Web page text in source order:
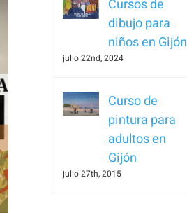
Cursos de
dibujo para
niños en Gijón
julio 22nd, 2024
Curso de
pintura para
adultos en
Gijón
julio 27th, 2015